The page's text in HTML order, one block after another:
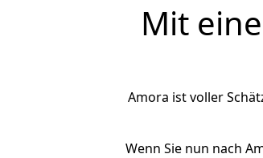
Mit
Amora ist voller
Wenn Sie nun nach